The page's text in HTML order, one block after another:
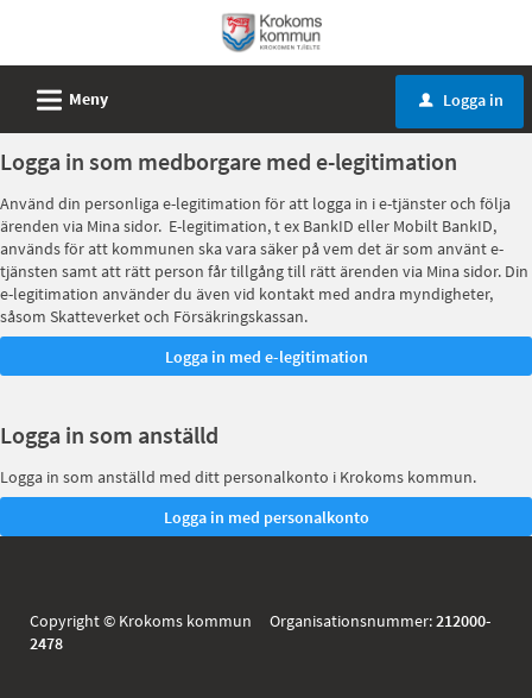
tjänster
-
Krokoms
kommun
L Meny u Logga in
Logga in som medborgare med e-legitimation
Använd din personliga e-legitimation för att logga in i e-tjänster och följa
ärenden via Mina sidor. E-legitimation, t ex BankID eller Mobilt BankID,
används för att kommunen ska vara säker på vem det är som använt e-
tjänsten samt att rätt person får tillgång till rätt ärenden via Mina sidor. Din
e-legitimation använder du även vid kontakt med andra myndigheter,
såsom Skatteverket och Försäkringskassan.
Logga in som anställd
Logga in som anställd med ditt personalkonto i Krokoms kommun.
Copyright © Krokoms kommun Organisationsnummer:212000-
2478